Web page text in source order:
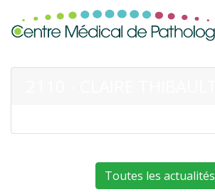
Toutes les actualités